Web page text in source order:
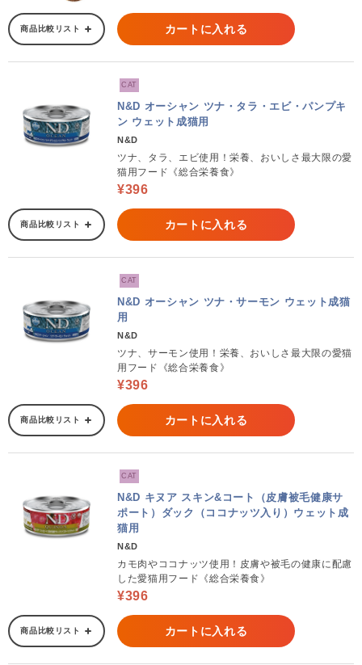
商品比較リスト カートに入れる
CAT
N&D オーシャン ツナ・タラ・エビ・パンプキ
ン ウェット成猫用
N&D
ツナ、タラ、エビ使用！栄養、おいしさ最大限の愛
猫用フード《総合栄養食》
¥396
商品比較リスト カートに入れる
CAT
N&D オーシャン ツナ・サーモン ウェット成猫
用
N&D
ツナ、サーモン使用！栄養、おいしさ最大限の愛猫
用フード《総合栄養食》
¥396
商品比較リスト カートに入れる
CAT
N&D キヌア スキン&コート（皮膚被毛健康サ
ポート）ダック（ココナッツ入り）ウェット成
猫用
N&D
カモ肉やココナッツ使用！皮膚や被毛の健康に配慮
した愛猫用フード《総合栄養食》
¥396
商品比較リスト カートに入れる